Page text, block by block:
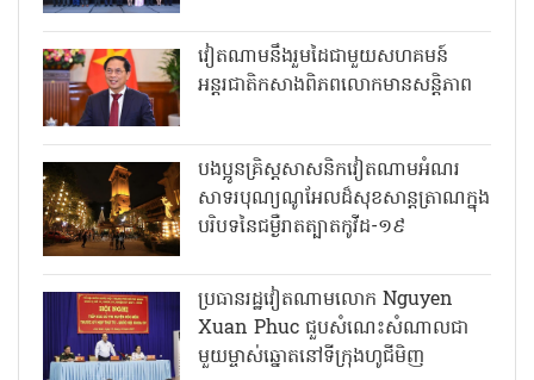
វៀតណាមនឹងរួមដៃជាមួយសហគមន៍
អន្តរជាតិកសាងពិភពលោកមានសន្តិភាព
បងប្អូនគ្រិស្តសាសនិកវៀតណាមអំណរ
សាទរបុណ្យណូអែលដ៏សុខសាន្តត្រាណក្នុង
បរិបទនៃជម្ងឺរាតត្បាតកូវីដ-១៩
ប្រធានរដ្ឋវៀតណាមលោក Nguyen
Xuan Phuc ជួបសំណេះសំណាលជា
មួយម្ចាស់ឆ្នោតនៅទីក្រុងហូជីមិញ